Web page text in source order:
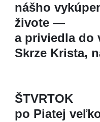
nášho
živote —
a priviedla do
Skrze Krista,
ŠTVRTOK
po Piatej